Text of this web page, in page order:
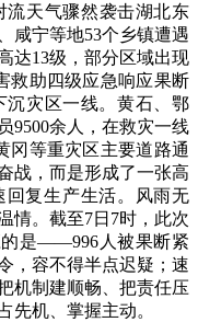
流天气骤然袭击湖北东
咸宁等地53个乡镇遭遇
达13级，部分区域出现
救助四级应急响应果断
沉灾区一线。黄石、鄂
9500余人，在救灾一线
冈等重灾区主要道路通
战，而是形成了一张高
回复生产生活。风雨无
情。截至7日7时，此次
的是——996人被果断紧
，容不得半点迟疑；速
机制建顺畅、把责任压
先机、掌握主动。